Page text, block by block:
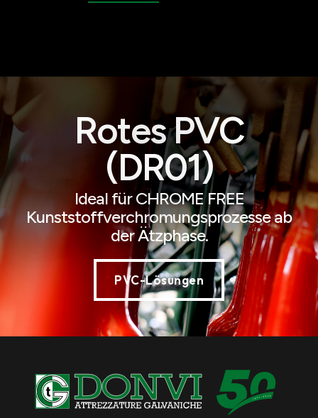
Rotes PVC
(DR01)
Ideal für CHROME FREE
Kunststoffverchromungsprozesse ab
der Ätzphase.
PVC-Lösungen